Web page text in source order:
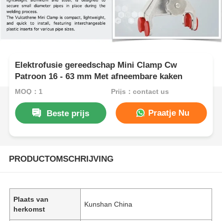
Elektrofusie gereedschap Mini Clamp Cw
Patroon 16 - 63 mm Met afneembare kaken
MOQ：1 Prijs：contact us
Beste prijs Praatje Nu
PRODUCTOMSCHRIJVING
Plaats van
herkomst
Kunshan China